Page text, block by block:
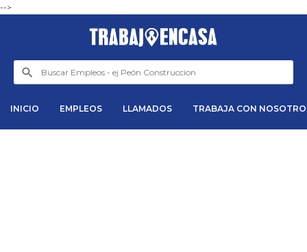
-->
INICIO EMPLEOS LLAMADOS TRABAJA CON